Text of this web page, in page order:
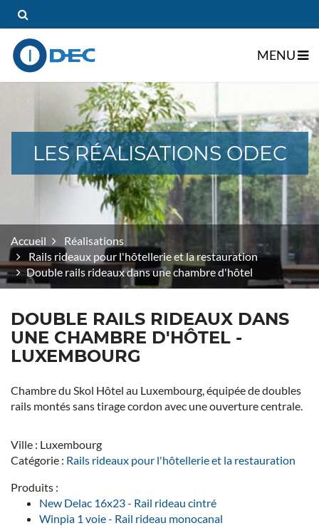
LES RÉALISATIONS ODEC
Accueil
Réalisations
Rails rideaux pour l'hôtellerie et la restauration
Double rails rideaux dans une chambre d'hôtel
DOUBLE RAILS RIDEAUX DANS
UNE CHAMBRE D'HÔTEL -
LUXEMBOURG
Chambre du Skol Hôtel au Luxembourg, équipée de doubles
rails montés sans tirage cordon avec une ouverture centrale.
Ville : Luxembourg
Catégorie : Rails rideaux pour l'hôtellerie et la restauration
Produits :
New Delac 16x23 - Rail rideau cintré
Winpia 1 voie - Rail rideau monocanal
MENU
Dropdown